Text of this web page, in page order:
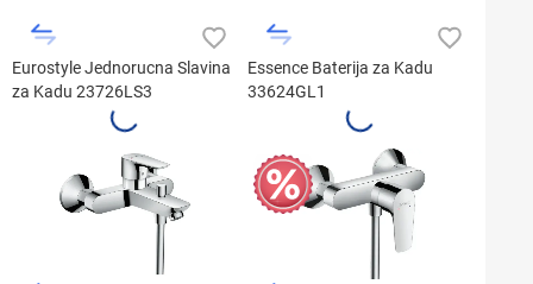
Eurostyle Jednorucna Slavina
za Kadu 23726LS3
Essence Baterija za Kadu
33624GL1